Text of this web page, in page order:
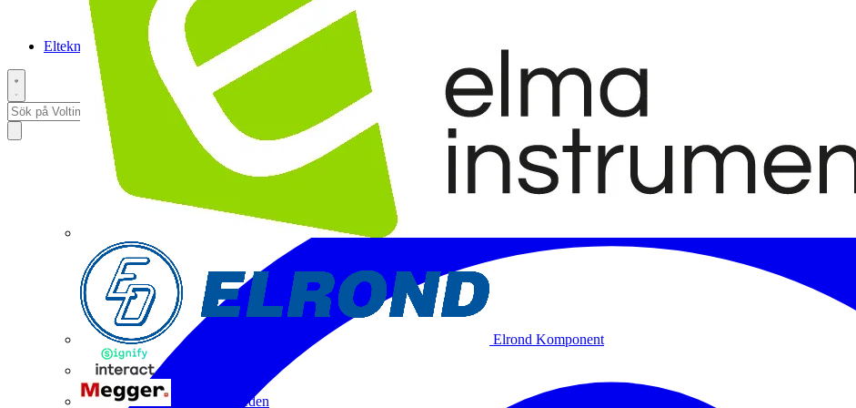
Elrond Komponent
Megger Sweden
Elteknikpodden